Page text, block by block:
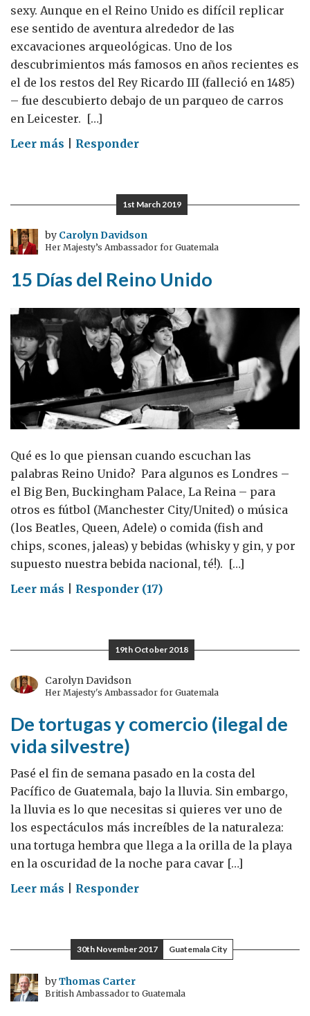
sexy. Aunque en el Reino Unido es difícil replicar
ese sentido de aventura alrededor de las
excavaciones arqueológicas. Uno de los
descubrimientos más famosos en años recientes es
el de los restos del Rey Ricardo III (falleció en 1485)
– fue descubierto debajo de un parqueo de carros
en Leicester. […]
Leer más on
canalizando
su
Jones
interior
Responder
1st March 2019
by Carolyn Davidson
Her Majesty’s Ambassador for Guatemala
15 Días del Reino Unido
Qué es lo que piensan cuando escuchan las
palabras Reino Unido? Para algunos es Londres –
el Big Ben, Buckingham Palace, La Reina – para
otros es fútbol (Manchester City/United) o música
(los Beatles, Queen, Adele) o comida (fish and
chips, scones, jaleas) y bebidas (whisky y gin, y por
supuesto nuestra bebida nacional, té!). […]
Leer más on
Unido
Responder (17)
19th October 2018
Carolyn Davidson
Her Majesty's Ambassador for Guatemala
De tortugas y comercio (ilegal de
vida silvestre)
Pasé el fin de semana pasado en la costa del
Pacífico de Guatemala, bajo la lluvia. Sin embargo,
la lluvia es lo que necesitas si quieres ver uno de
los espectáculos más increíbles de la naturaleza:
una tortuga hembra que llega a la orilla de la playa
en la oscuridad de la noche para cavar […]
Leer más on
comercio
(ilegal
de
Responder
30th November 2017 Guatemala City
byThomas Carter
British Ambassador to Guatemala